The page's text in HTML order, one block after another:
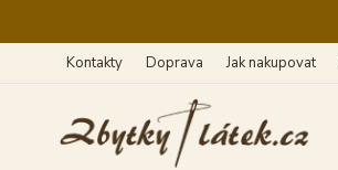
Kontakty Doprava Jak nakupovat